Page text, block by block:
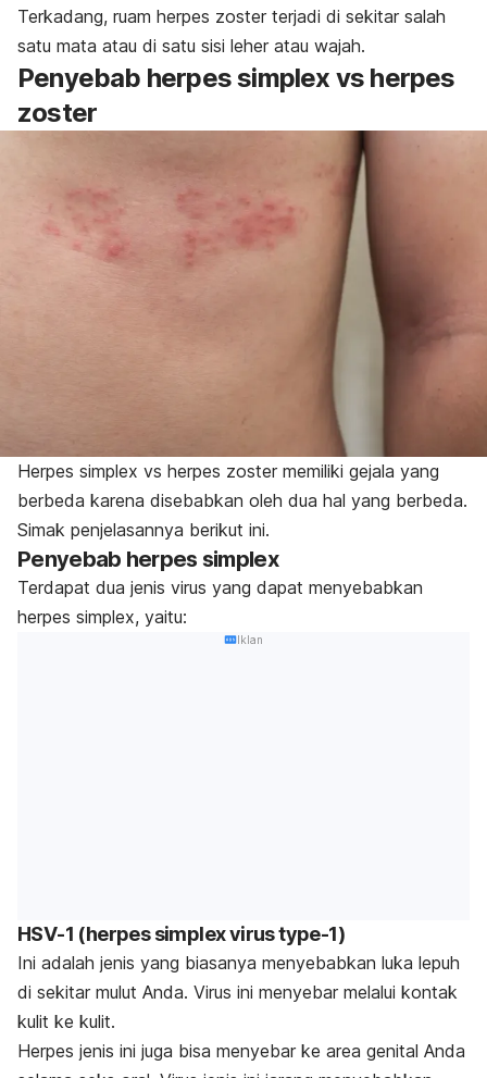
Terkadang, ruam herpes zoster terjadi di sekitar salah
satu mata atau di satu sisi leher atau wajah.
Penyebab herpes simplex vs herpes
zoster
Herpes simplex vs herpes zoster memiliki gejala yang
berbeda karena disebabkan oleh dua hal yang berbeda.
Simak penjelasannya berikut ini.
Penyebab herpes simplex
Terdapat dua jenis virus yang dapat menyebabkan
herpes simplex, yaitu:
Iklan
HSV-1 (herpes simplex virus type-1)
Ini adalah jenis yang biasanya menyebabkan luka lepuh
di sekitar mulut Anda. Virus ini menyebar melalui kontak
kulit ke kulit.
Herpes jenis ini juga bisa menyebar ke area genital Anda